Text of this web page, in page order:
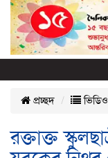
প্রচ্ছদ ভিডিও
রক্তাক্ত